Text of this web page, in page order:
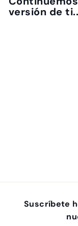
versión de
0
0
Suscríbete